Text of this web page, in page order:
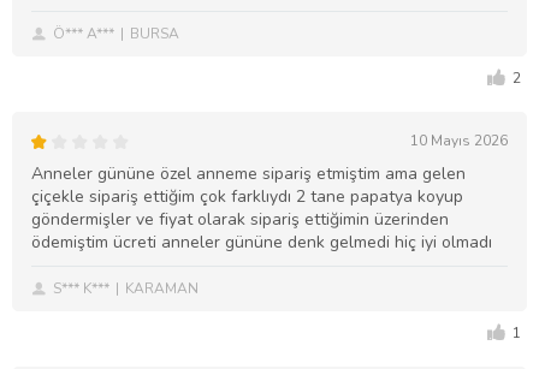
Ö*** A*** BURSA
2
10 Mayıs 2026
Anneler gününe özel anneme sipariş etmiştim ama gelen
çiçekle sipariş ettiğim çok farklıydı 2 tane papatya koyup
göndermişler ve fiyat olarak sipariş ettiğimin üzerinden
ödemiştim ücreti anneler gününe denk gelmedi hiç iyi olmadı
S*** K*** KARAMAN
1